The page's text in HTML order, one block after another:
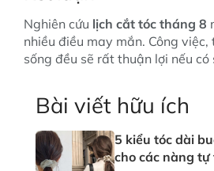
Nghiên cứu lịch cắt tóc tháng 8
nhiều điều may mắn. Công việc,
sống đều sẽ rất thuận lợi nếu có
Bài viết hữu ích
5 kiểu tóc dài
cho các nàng